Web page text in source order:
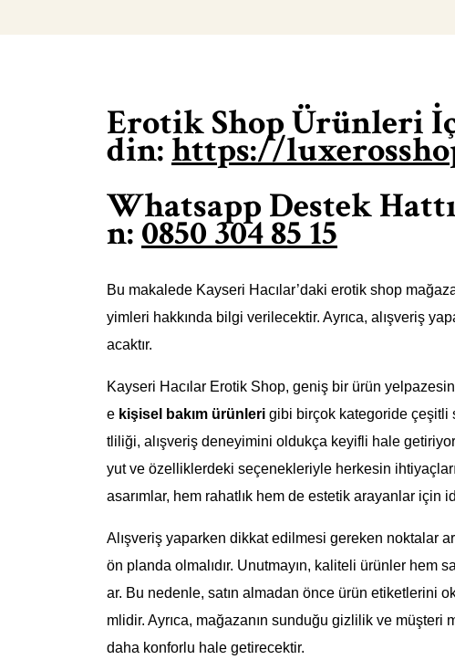
Erotik Shop Ürünleri
din:https://
Whatsapp Destek
n:0850 304 85 15
Bu makalede Kayseri Hacılar’daki erotik shop
yimleri hakkında bilgi verilecektir. Ayrıca, alışveriş
acaktır.
Kayseri Hacılar Erotik Shop, geniş bir ürün
e kişisel bakım ürünleri gibi birçok kategoride çeşitli
tliliği, alışveriş deneyimini oldukça keyifli hale
yut ve özelliklerdeki seçenekleriyle herkesin
asarımlar, hem rahatlık hem de estetik arayanlar için
Alışveriş yaparken dikkat edilmesi gereken noktalar
ön planda olmalıdır. Unutmayın, kaliteli ürünler hem
ar. Bu nedenle, satın almadan önce ürün etiketlerini
mlidir. Ayrıca, mağazanın sunduğu gizlilik ve müşteri
daha konforlu hale getirecektir.